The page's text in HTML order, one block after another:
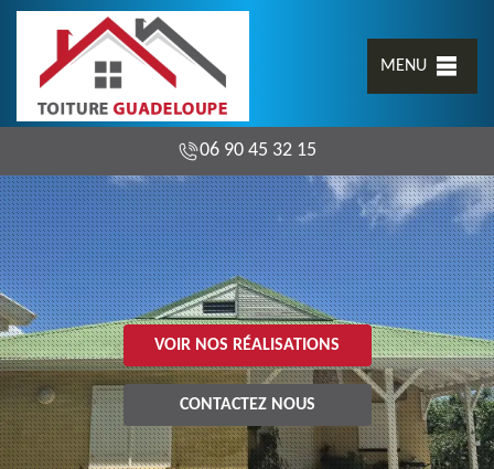
MENU
06 90 45 32 15
VOIR NOS RÉALISATIONS
CONTACTEZ NOUS